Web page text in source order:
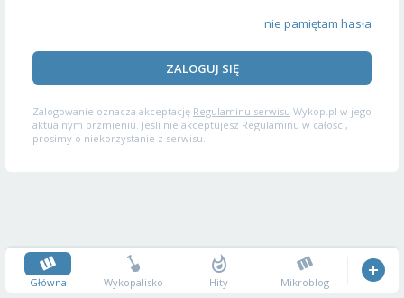
nie pamiętam hasła
ZALOGUJ SIĘ
Zalogowanie oznacza akceptację Regulaminu serwisu Wykop.pl w jego
aktualnym brzmieniu. Jeśli nie akceptujesz Regulaminu w całości,
prosimy o niekorzystanie z serwisu.
Główna Wykopalisko Hity Mikroblog